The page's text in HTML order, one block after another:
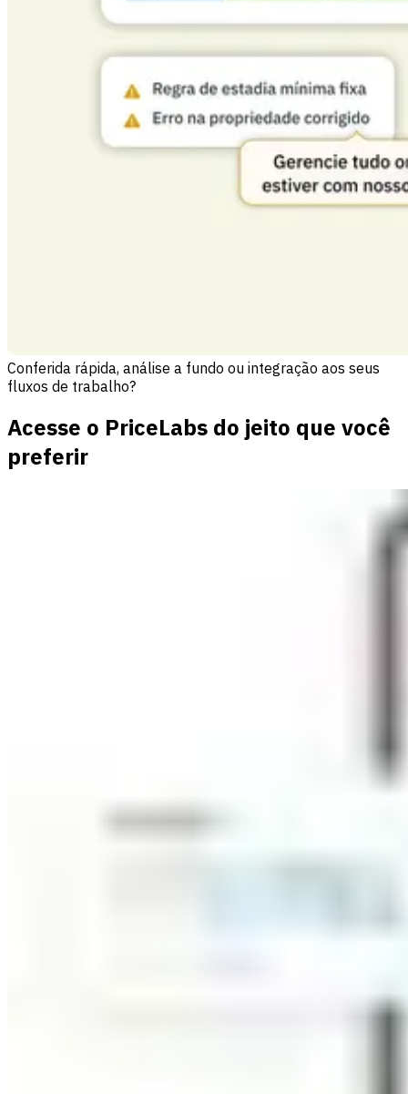
Conferida rápida, análise a fundo ou integração aos seus
fluxos de trabalho?
Acesse o PriceLabs do jeito que você
preferir